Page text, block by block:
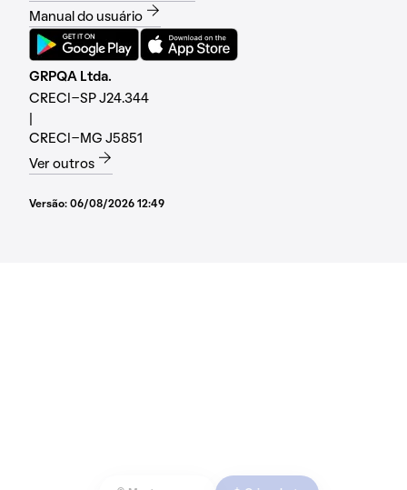
Manual do usuário
GRPQA Ltda.
CRECI-SP J24.344
CRECI-MG J5851
Ver outros
Versão: 06/08/2026 12:49